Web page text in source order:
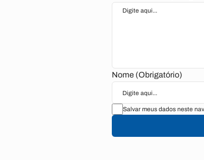
Nome (Obrigatório)
Salvar meus dados neste